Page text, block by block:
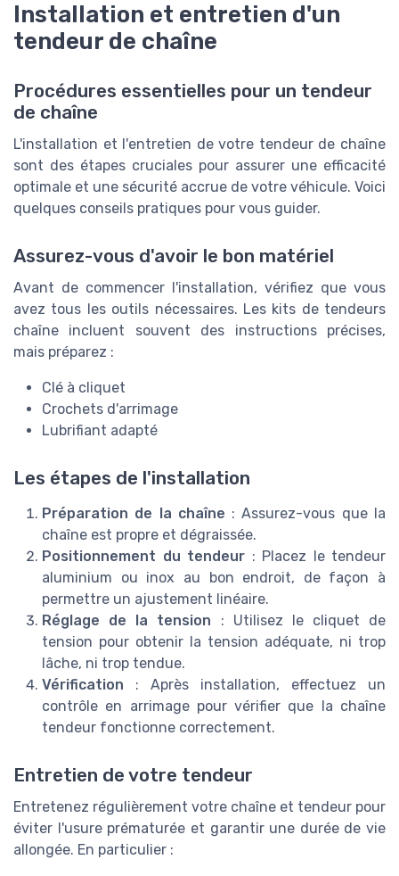
Installation et entretien d'un
tendeur de chaîne
Procédures essentielles pour un tendeur
de chaîne
L'installation et l'entretien de votre tendeur de chaîne
sont des étapes cruciales pour assurer une efficacité
optimale et une sécurité accrue de votre véhicule. Voici
quelques conseils pratiques pour vous guider.
Assurez-vous d'avoir le bon matériel
Avant de commencer l'installation, vérifiez que vous
avez tous les outils nécessaires. Les kits de tendeurs
chaîne incluent souvent des instructions précises,
mais préparez :
Clé à cliquet
Crochets d'arrimage
Lubrifiant adapté
Les étapes de l'installation
Préparation de la chaîne : Assurez-vous que la
chaîne est propre et dégraissée.
Positionnement du tendeur : Placez le tendeur
aluminium ou inox au bon endroit, de façon à
permettre un ajustement linéaire.
Réglage de la tension : Utilisez le cliquet de
tension pour obtenir la tension adéquate, ni trop
lâche, ni trop tendue.
Vérification : Après installation, effectuez un
contrôle en arrimage pour vérifier que la chaîne
tendeur fonctionne correctement.
Entretien de votre tendeur
Entretenez régulièrement votre chaîne et tendeur pour
éviter l'usure prématurée et garantir une durée de vie
allongée. En particulier :